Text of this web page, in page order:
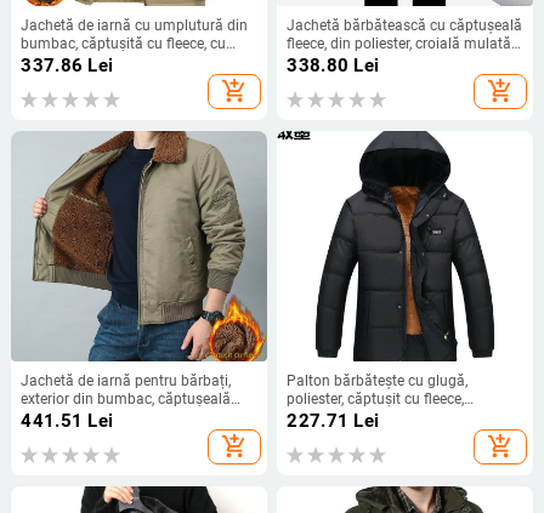
Jachetă de iarnă cu umplutură din
bumbac, căptușită cu fleece, cu
glugă, fermoar
337.86 Lei
add_shopping_cart
Jachetă bărbătească cu căptușeală
fleece, din poliester, croială mulată,
închidere cu nasturi, fără guler,
338.80 Lei
add_shopping_cart
Jachetă de iarnă pentru bărbați,
exterior din bumbac, căptușeală
fleece, umplutură poliester,
închidere cu fermoar, croială lejeră,
fără glugă
441.51 Lei
add_shopping_cart
Palton bărbătește cu glugă,
poliester, căptușit cu fleece,
închidere cu fermoar
227.71 Lei
add_shopping_cart